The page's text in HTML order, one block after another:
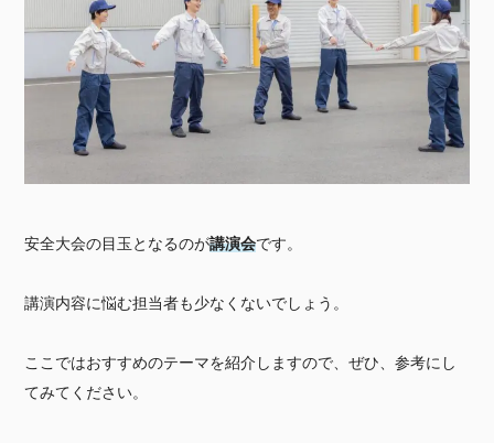
安全大会の目玉となるのが講演会です。
講演内容に悩む担当者も少なくないでしょう。
ここではおすすめのテーマを紹介しますので、ぜひ、参考にし
てみてください。